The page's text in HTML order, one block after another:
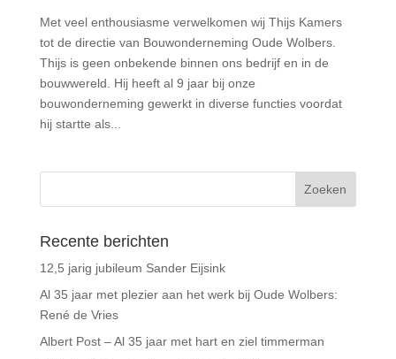
Met veel enthousiasme verwelkomen wij Thijs Kamers
tot de directie van Bouwonderneming Oude Wolbers.
Thijs is geen onbekende binnen ons bedrijf en in de
bouwwereld. Hij heeft al 9 jaar bij onze
bouwonderneming gewerkt in diverse functies voordat
hij startte als...
Recente berichten
12,5 jarig jubileum Sander Eijsink
Al 35 jaar met plezier aan het werk bij Oude Wolbers:
René de Vries
Albert Post – Al 35 jaar met hart en ziel timmerman